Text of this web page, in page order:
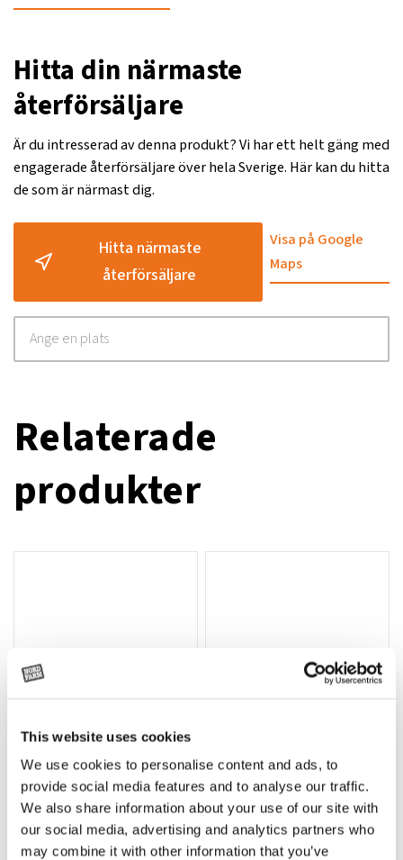
This website uses cookies
We use cookies to personalise content and ads, to
provide social media features and to analyse our traffic.
We also share information about your use of our site with
our social media, advertising and analytics partners who
may combine it with other information that you’ve
Hitta din närmaste
återförsäljare
Är du intresserad av denna produkt? Vi har ett helt gäng med
engagerade återförsäljare över hela Sverige. Här kan du hitta
de som är närmast dig.
Hitta närmaste
återförsäljare
Visa på Google
Maps
Relaterade
produkter
Lägg till i varukorg
Rotor, komplett med slagor
OR80013456G
(ex. moms)
Grön truckknapp
A00220
kr (ex. moms)